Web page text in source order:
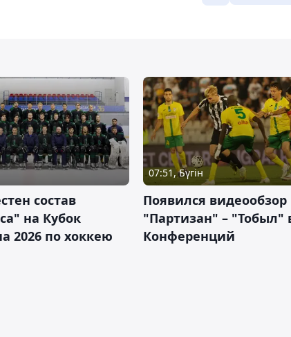
состав
на Кубок
2026 по хоккею
07:51, Бүгін
Появился
"Партизан" – "Тобыл"
Конференций